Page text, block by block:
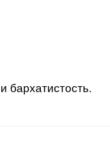
бархатистость.